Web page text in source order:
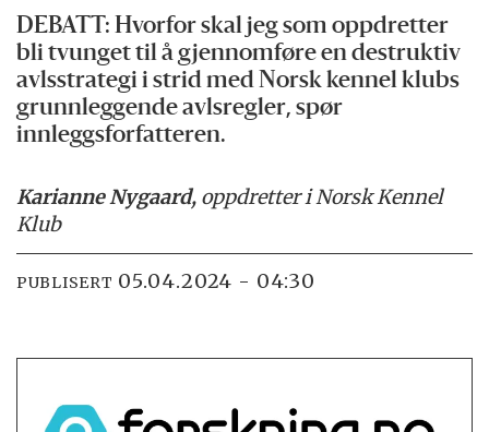
DEBATT: Hvorfor skal jeg som oppdretter
bli tvunget til å gjennomføre en destruktiv
avlsstrategi i strid med Norsk kennel klubs
grunnleggende avlsregler, spør
innleggsforfatteren.
Karianne Nygaard, oppdretter i Norsk Kennel
Klub
PUBLISERT 05.04.2024 - 04:30